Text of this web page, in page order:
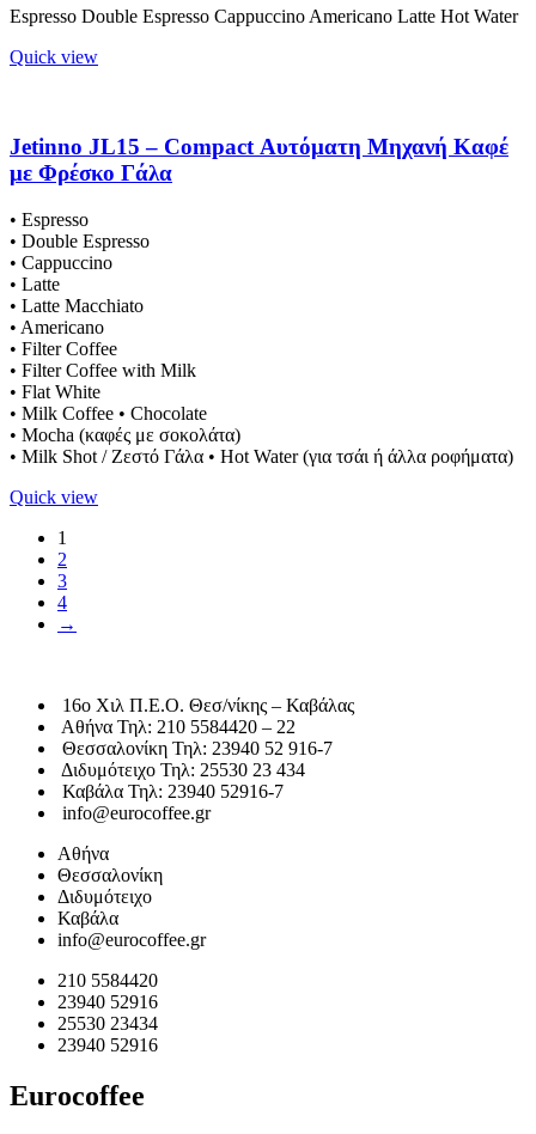
Espresso Double Espresso Cappuccino Americano Latte Hot Water
Quick view
Jetinno JL15 – Compact Αυτόματη Μηχανή Καφέ
με Φρέσκο Γάλα
• Espresso
• Double Espresso
• Cappuccino
• Latte
• Latte Macchiato
• Americano
• Filter Coffee
• Filter Coffee with Milk
• Flat White
• Milk Coffee • Chocolate
• Mocha (καφές με σοκολάτα)
• Milk Shot / Ζεστό Γάλα • Hot Water (για τσάι ή άλλα ροφήματα)
Quick view
1
2
3
4
→
16o Χιλ Π.Ε.Ο. Θεσ/νίκης – Καβάλας
Αθήνα Τηλ: 210 5584420 – 22
Θεσσαλονίκη Τηλ: 23940 52 916-7
Διδυμότειχο Τηλ: 25530 23 434
Καβάλα Τηλ: 23940 52916-7
info@eurocoffee.gr
Αθήνα
Θεσσαλονίκη
Διδυμότειχο
Καβάλα
info@eurocoffee.gr
210 5584420
23940 52916
25530 23434
23940 52916
Eurocoffee